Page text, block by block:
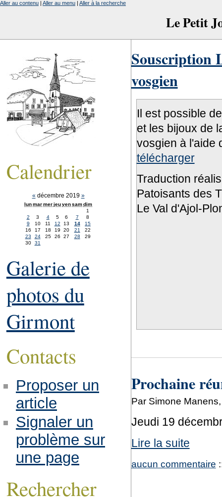
Le Petit
Aller au contenu | Aller au menu | Aller à la recherche
Souscription
vosgien
Il est possible
et les bijoux de
vosgien à l'aide
télécharger
Traduction
Patoisants des
Le Val d'Ajol-
Prochaine
Par Simone
Jeudi 19
Lire la suite
aucun commentaire
Calendrier
« décembre 2019 »
lunmarmerjeuvensamdim
1
2
3 4 5 6 7
8
9
10 11 12 13 14
15
16
17 18 19 20 21
22
23
24 25 26 27 28
29
30
31
Galerie de
photos du
Girmont
Contacts
Proposer un
article
Signaler un
problème sur
une page
Rechercher